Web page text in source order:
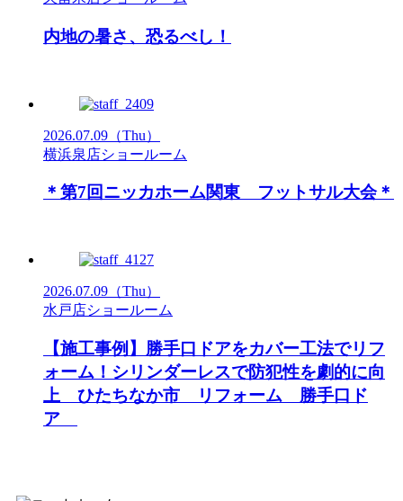
内地の暑さ、恐るべし！
2026.07.09 （Thu）
横浜泉店ショールーム
＊第7回ニッカホーム関東 フットサル大会＊
2026.07.09 （Thu）
水戸店ショールーム
【施工事例】勝手口ドアをカバー工法でリフ
ォーム！シリンダーレスで防犯性を劇的に向
上 ひたちなか市 リフォーム 勝手口ド
ア